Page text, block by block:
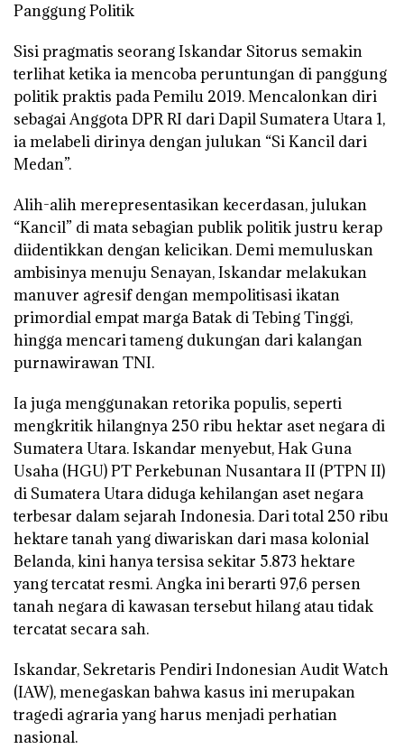
Panggung Politik
Sisi pragmatis seorang Iskandar Sitorus semakin
terlihat ketika ia mencoba peruntungan di panggung
politik praktis pada Pemilu 2019. Mencalonkan diri
sebagai Anggota DPR RI dari Dapil Sumatera Utara 1,
ia melabeli dirinya dengan julukan “Si Kancil dari
Medan”.
Alih-alih merepresentasikan kecerdasan, julukan
“Kancil” di mata sebagian publik politik justru kerap
diidentikkan dengan kelicikan. Demi memuluskan
ambisinya menuju Senayan, Iskandar melakukan
manuver agresif dengan mempolitisasi ikatan
primordial empat marga Batak di Tebing Tinggi,
hingga mencari tameng dukungan dari kalangan
purnawirawan TNI.
Ia juga menggunakan retorika populis, seperti
mengkritik hilangnya 250 ribu hektar aset negara di
Sumatera Utara. Iskandar menyebut, Hak Guna
Usaha (HGU) PT Perkebunan Nusantara II (PTPN II)
di Sumatera Utara diduga kehilangan aset negara
terbesar dalam sejarah Indonesia. Dari total 250 ribu
hektare tanah yang diwariskan dari masa kolonial
Belanda, kini hanya tersisa sekitar 5.873 hektare
yang tercatat resmi. Angka ini berarti 97,6 persen
tanah negara di kawasan tersebut hilang atau tidak
tercatat secara sah.
Iskandar, Sekretaris Pendiri Indonesian Audit Watch
(IAW), menegaskan bahwa kasus ini merupakan
tragedi agraria yang harus menjadi perhatian
nasional.